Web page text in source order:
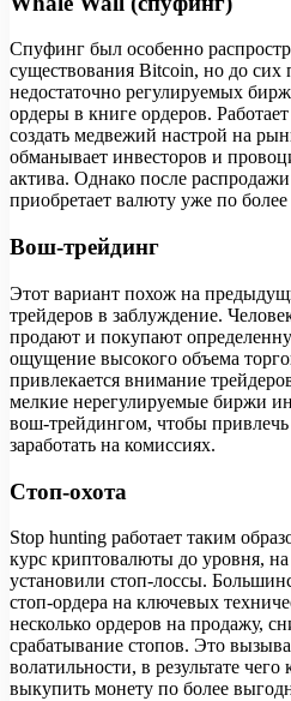
Спуфинг был особенно
существования Bitcoin, но до сих
недостаточно регулируемых
ордеры в книге ордеров.
создать медвежий настрой на
обманывает инвесторов и
актива. Однако после
приобретает валюту уже по
Вош-трейдинг
Этот вариант похож на
трейдеров в заблуждение.
продают и покупают
ощущение высокого объема
привлекается внимание
мелкие нерегулируемые биржи
вош-трейдингом, чтобы привлечь
заработать на комиссиях.
Стоп-охота
Stop hunting работает таким
курс криптовалюты до уровня,
установили стоп-лоссы.
стоп-ордера на ключевых
несколько ордеров на продажу,
срабатывание стопов. Это
волатильности, в результате
выкупить монету по более